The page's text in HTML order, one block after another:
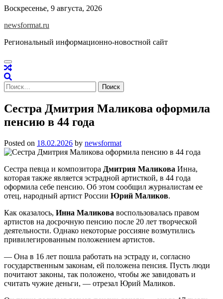
Skip
content
Воскресенье, 9 августа, 2026
newsformat.ru
Региональный информационно-новостной сайт
Найти:
Сестра Дмитрия Маликова оформила
пенсию в 44 года
Posted on 18.02.2026 by newsformat
Сестра певца и композитора Дмитрия Маликова Инна,
которая также является эстрадной артисткой, в 44 года
оформила себе пенсию. Об этом сообщил журналистам ее
отец, народный артист России Юрий Маликов.
Как оказалось, Инна Маликова воспользовалась правом
артистов на досрочную пенсию после 20 лет творческой
деятельности. Однако некоторые россияне возмутились
привилегированным положением артистов.
— Она в 16 лет пошла работать на эстраду и, согласно
государственным законам, ей положена пенсия. Пусть люди
почитают законы, так положено, чтобы же завидовать и
считать чужие деньги, — отрезал Юрий Маликов.